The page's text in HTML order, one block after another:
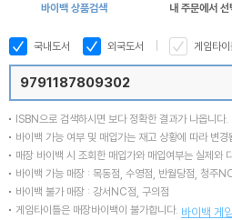
바이백 상품검색 내 주문에서 선
국내도서 외국도서 게임타
ISBN으로 검색하시면 보다 정확한 결과가 나옵니다.
바이백 가능 여부 및 매입가는 재고 상황에 따라 변경
매장 바이백 시 조회한 매입가와 매입여부는 실제와
바이백 가능 매장 : 목동점, 수영점, 반월당점, 청주
바이백 불가 매장 : 강서NC점, 구의점
게임타이틀은 매장바이백이 불가합니다. 바이백 게